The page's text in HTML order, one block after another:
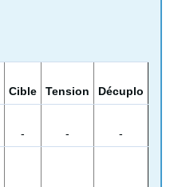
Cible Tension Décuplo
- - -